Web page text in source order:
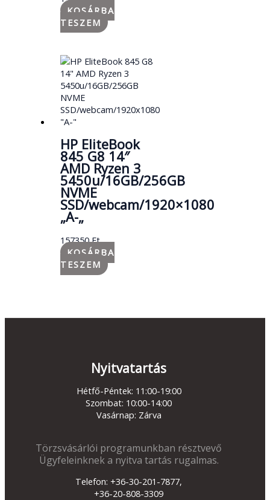
KOSÁRBA
TESZEM
HP EliteBook
845 G8 14″
AMD Ryzen 3
5450u/16GB/256GB
NVME
SSD/webcam/1920×1080
„A-„
157350Ft
KOSÁRBA
TESZEM
Nyitvatartás
Hétfő-Péntek: 11:00-19:00
Szombat: 10:00-14:00
Vasárnap: Zárva
Törzsvásárlói programunkban résztvevő
Ügyfeleinknek a nyitva tartás rugalmas.
Telefon: +36-30-201-7877,
+36-20-808-3309